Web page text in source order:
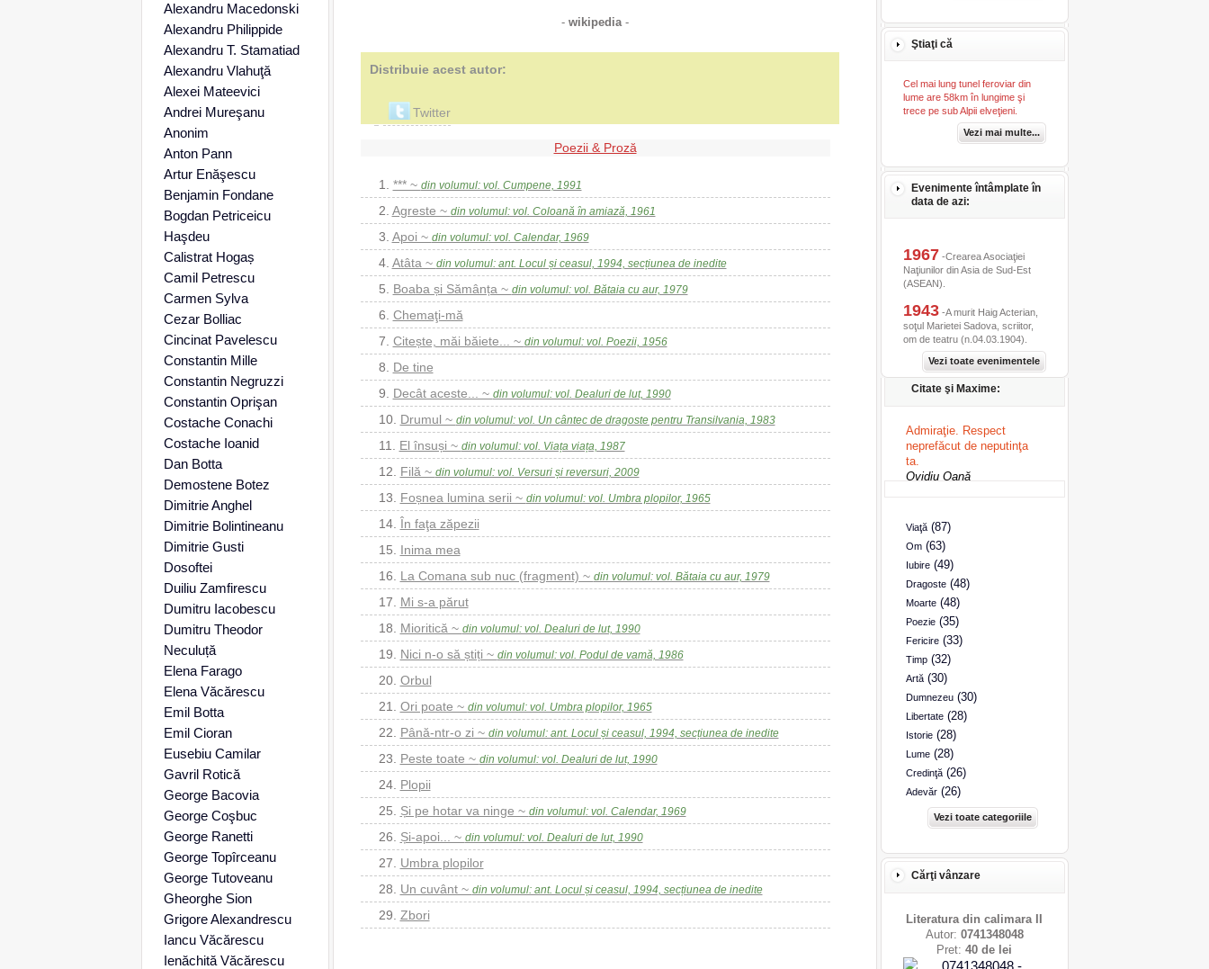
- wikipedia-
Distribuie acest autor:
Twitter
Poezii & Proză
1. *** ~ din volumul: vol. Cumpene, 1991
2. Agreste ~ din volumul: vol. Coloană în amiază, 1961
3. Apoi ~ din volumul: vol. Calendar, 1969
4. Atâta ~ din volumul: ant. Locul și ceasul, 1994, secțiunea de inedite
5. Boaba și Sămânța ~ din volumul: vol. Bătaia cu aur, 1979
6. Chemaţi-mă
7. Citește, măi băiete... ~ din volumul: vol. Poezii, 1956
8. De tine
9. Decât aceste... ~ din volumul: vol. Dealuri de lut, 1990
10. Drumul ~ din volumul: vol. Un cântec de dragoste pentru Transilvania, 1983
11. El însuși ~ din volumul: vol. Viața viața, 1987
12. Filă ~ din volumul: vol. Versuri și reversuri, 2009
13. Foșnea lumina serii ~ din volumul: vol. Umbra plopilor, 1965
14. În faţa zăpezii
15. Inima mea
16. La Comana sub nuc (fragment) ~ din volumul: vol. Bătaia cu aur, 1979
17. Mi s-a părut
18. Mioritică ~ din volumul: vol. Dealuri de lut, 1990
19. Nici n-o să știți ~ din volumul: vol. Podul de vamă, 1986
20. Orbul
21. Ori poate ~ din volumul: vol. Umbra plopilor, 1965
22. Până-ntr-o zi ~ din volumul: ant. Locul și ceasul, 1994, secțiunea de inedite
23. Peste toate ~ din volumul: vol. Dealuri de lut, 1990
24. Plopii
25. Și pe hotar va ninge ~ din volumul: vol. Calendar, 1969
26. Și-apoi... ~ din volumul: vol. Dealuri de lut, 1990
27. Umbra plopilor
28. Un cuvânt ~ din volumul: ant. Locul și ceasul, 1994, secțiunea de inedite
29. Zbori
Alexandru Macedonski
Alexandru Philippide
Alexandru T. Stamatiad
Alexandru Vlahuţă
Alexei Mateevici
Andrei Mureşanu
Anonim
Anton Pann
Artur Enăşescu
Benjamin Fondane
Bogdan Petriceicu
Haşdeu
Calistrat Hogaș
Camil Petrescu
Carmen Sylva
Cezar Bolliac
Cincinat Pavelescu
Constantin Mille
Constantin Negruzzi
Constantin Oprişan
Costache Conachi
Costache Ioanid
Dan Botta
Demostene Botez
Dimitrie Anghel
Dimitrie Bolintineanu
Dimitrie Gusti
Dosoftei
Duiliu Zamfirescu
Dumitru Iacobescu
Dumitru Theodor
Neculuță
Elena Farago
Elena Văcărescu
Emil Botta
Emil Cioran
Eusebiu Camilar
Gavril Rotică
George Bacovia
George Coşbuc
George Ranetti
George Topîrceanu
George Tutoveanu
Gheorghe Sion
Grigore Alexandrescu
Iancu Văcărescu
Ienăchită Văcărescu
Ştiaţi că
Cel mai lung tunel feroviar din
lume are 58km în lungime şi
trece pe sub Alpii elveţieni.
Vezi mai multe...
Evenimente întâmplate în
data de azi:
1967 -Crearea Asociaţiei
Naţiunilor din Asia de Sud-Est
(ASEAN).
1943-A murit Haig Acterian,
soţul Marietei Sadova, scriitor,
om de teatru (n.04.03.1904).
Vezi toate evenimentele
Citate şi Maxime:
Admiraţie. Respect
neprefăcut de neputinţa
ta.
Ovidiu Oană
Viaţă(87)
Om(63)
Iubire(49)
Dragoste(48)
Moarte(48)
Poezie(35)
Fericire(33)
Timp(32)
Artă(30)
Dumnezeu(30)
Libertate(28)
Istorie(28)
Lume(28)
Credinţă(26)
Adevăr(26)
Vezi toate categoriile
Cărţi vânzare
Literatura din calimara II
Autor: 0741348048
Pret: 40 de lei